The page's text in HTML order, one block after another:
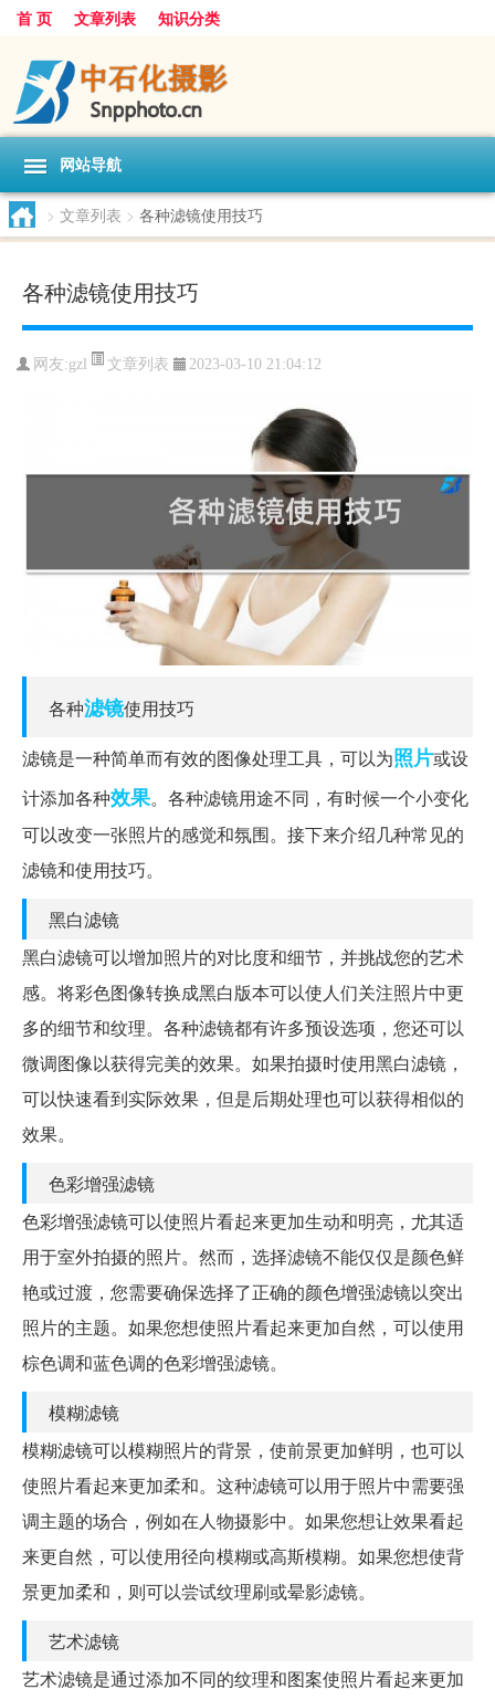
首 页 文章列表 知识分类
网站导航
> 文章列表 > 各种滤镜使用技巧
各种滤镜使用技巧
网友:gzl 文章列表 2023-03-10 21:04:12
各种滤镜使用技巧
滤镜是一种简单而有效的图像处理工具，可以为照片或设
计添加各种效果。各种滤镜用途不同，有时候一个小变化
可以改变一张照片的感觉和氛围。接下来介绍几种常见的
滤镜和使用技巧。
黑白滤镜
黑白滤镜可以增加照片的对比度和细节，并挑战您的艺术
感。将彩色图像转换成黑白版本可以使人们关注照片中更
多的细节和纹理。各种滤镜都有许多预设选项，您还可以
微调图像以获得完美的效果。如果拍摄时使用黑白滤镜，
可以快速看到实际效果，但是后期处理也可以获得相似的
效果。
色彩增强滤镜
色彩增强滤镜可以使照片看起来更加生动和明亮，尤其适
用于室外拍摄的照片。然而，选择滤镜不能仅仅是颜色鲜
艳或过渡，您需要确保选择了正确的颜色增强滤镜以突出
照片的主题。如果您想使照片看起来更加自然，可以使用
棕色调和蓝色调的色彩增强滤镜。
模糊滤镜
模糊滤镜可以模糊照片的背景，使前景更加鲜明，也可以
使照片看起来更加柔和。这种滤镜可以用于照片中需要强
调主题的场合，例如在人物摄影中。如果您想让效果看起
来更自然，可以使用径向模糊或高斯模糊。如果您想使背
景更加柔和，则可以尝试纹理刷或晕影滤镜。
艺术滤镜
艺术滤镜是通过添加不同的纹理和图案使照片看起来更加